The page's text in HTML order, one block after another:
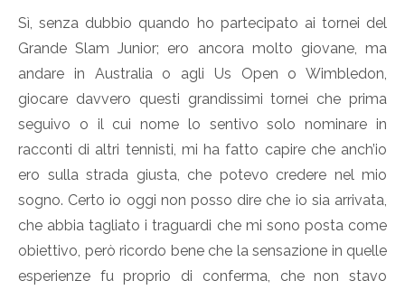
Sì, senza dubbio quando ho partecipato ai tornei del
Grande Slam Junior; ero ancora molto giovane, ma
andare in Australia o agli Us Open o Wimbledon,
giocare davvero questi grandissimi tornei che prima
seguivo o il cui nome lo sentivo solo nominare in
racconti di altri tennisti, mi ha fatto capire che anch’io
ero sulla strada giusta, che potevo credere nel mio
sogno. Certo io oggi non posso dire che io sia arrivata,
che abbia tagliato i traguardi che mi sono posta come
obiettivo, però ricordo bene che la sensazione in quelle
esperienze fu proprio di conferma, che non stavo